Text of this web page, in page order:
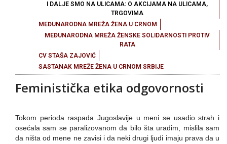
I DALJE SMO NA ULICAMA: O AKCIJAMA NA ULICAMA,
TRGOVIMA
MEĐUNARODNA MREŽA ŽENA U CRNOM
MEĐUNARODNA MREŽA ŽENSKE SOLIDARNOSTI PROTIV
RATA
CV STAŠA ZAJOVIĆ
SASTANAK MREŽE ŽENA U CRNOM SRBIJE
Feministička etika odgovornosti
Tokom perioda raspada Jugoslavije u meni se usadio strah i
osećala sam se paralizovanom da bilo šta uradim, mislila sam
da ništa od mene ne zavisi i da neki drugi ljudi imaju prava da u